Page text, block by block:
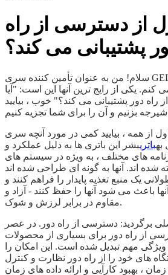
از دسترسی از راه
پشتیبانی می کند؟
سلام! من به عنوان تأمین کننده سری GEL ، اغلب در مورد
یکی از رایج ترین آنها این است: "آیا
دور پشتیبانی می کند؟" خوب ، بیایید
اول از همه ، بیایید کمی در مورد آنچه سری Gel در مورد چیست
باتریبشر این باتری ها به دلیل عملکرد و
های مختلف ، به ویژه در سیستم های
شده اند. آنها به گونه ای طراحی شده اند
یک منبع تغذیه پایدار را فراهم کنند و
باعث می شود آنها را حفظ کنند - آزاد و
مقاوم در برابر لرزش و شوک.
برگردید: دسترسی از راه دور. در عصر
از راه دور برای بسیاری از محصولات
مهم تبدیل شده است. این امکان را
های خود را از راه دور نظارت و کنترل
، بهبود کارآیی و ارائه داده های زمان